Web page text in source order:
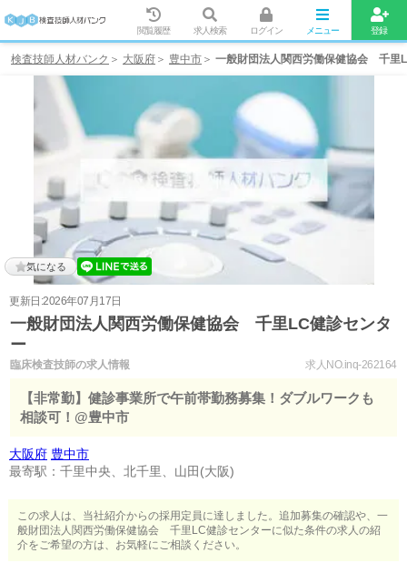
閲覧履歴 求人検索 ログイン メニュー 登録
検査技師人材バンク 大阪府 豊中市 一般財団法人関西労働保健協会 千里
気になる
更新日:2026年07月17日
一般財団法人関西労働保健協会 千里LC健診センタ
ー
臨床検査技師の求人情報 求人NO.inq-262164
【非常勤】健診事業所で午前帯勤務募集！ダブルワークも
相談可！@豊中市
大阪府 豊中市
最寄駅：千里中央、北千里、山田(大阪)
この求人は、当社紹介からの採用定員に達しました。追加募集の確認や、一
般財団法人関西労働保健協会 千里LC健診センターに似た条件の求人の紹
介をご希望の方は、お気軽にご相談ください。